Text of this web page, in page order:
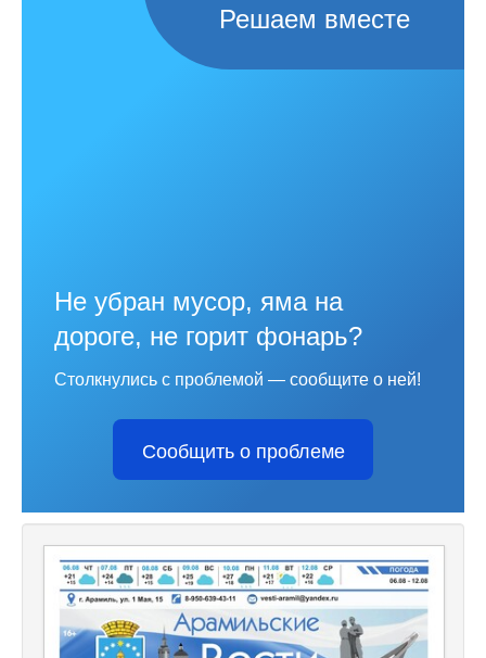
Решаем вместе
Не убран мусор, яма на
дороге, не горит фонарь?
Столкнулись с проблемой — сообщите о ней!
Сообщить о проблеме